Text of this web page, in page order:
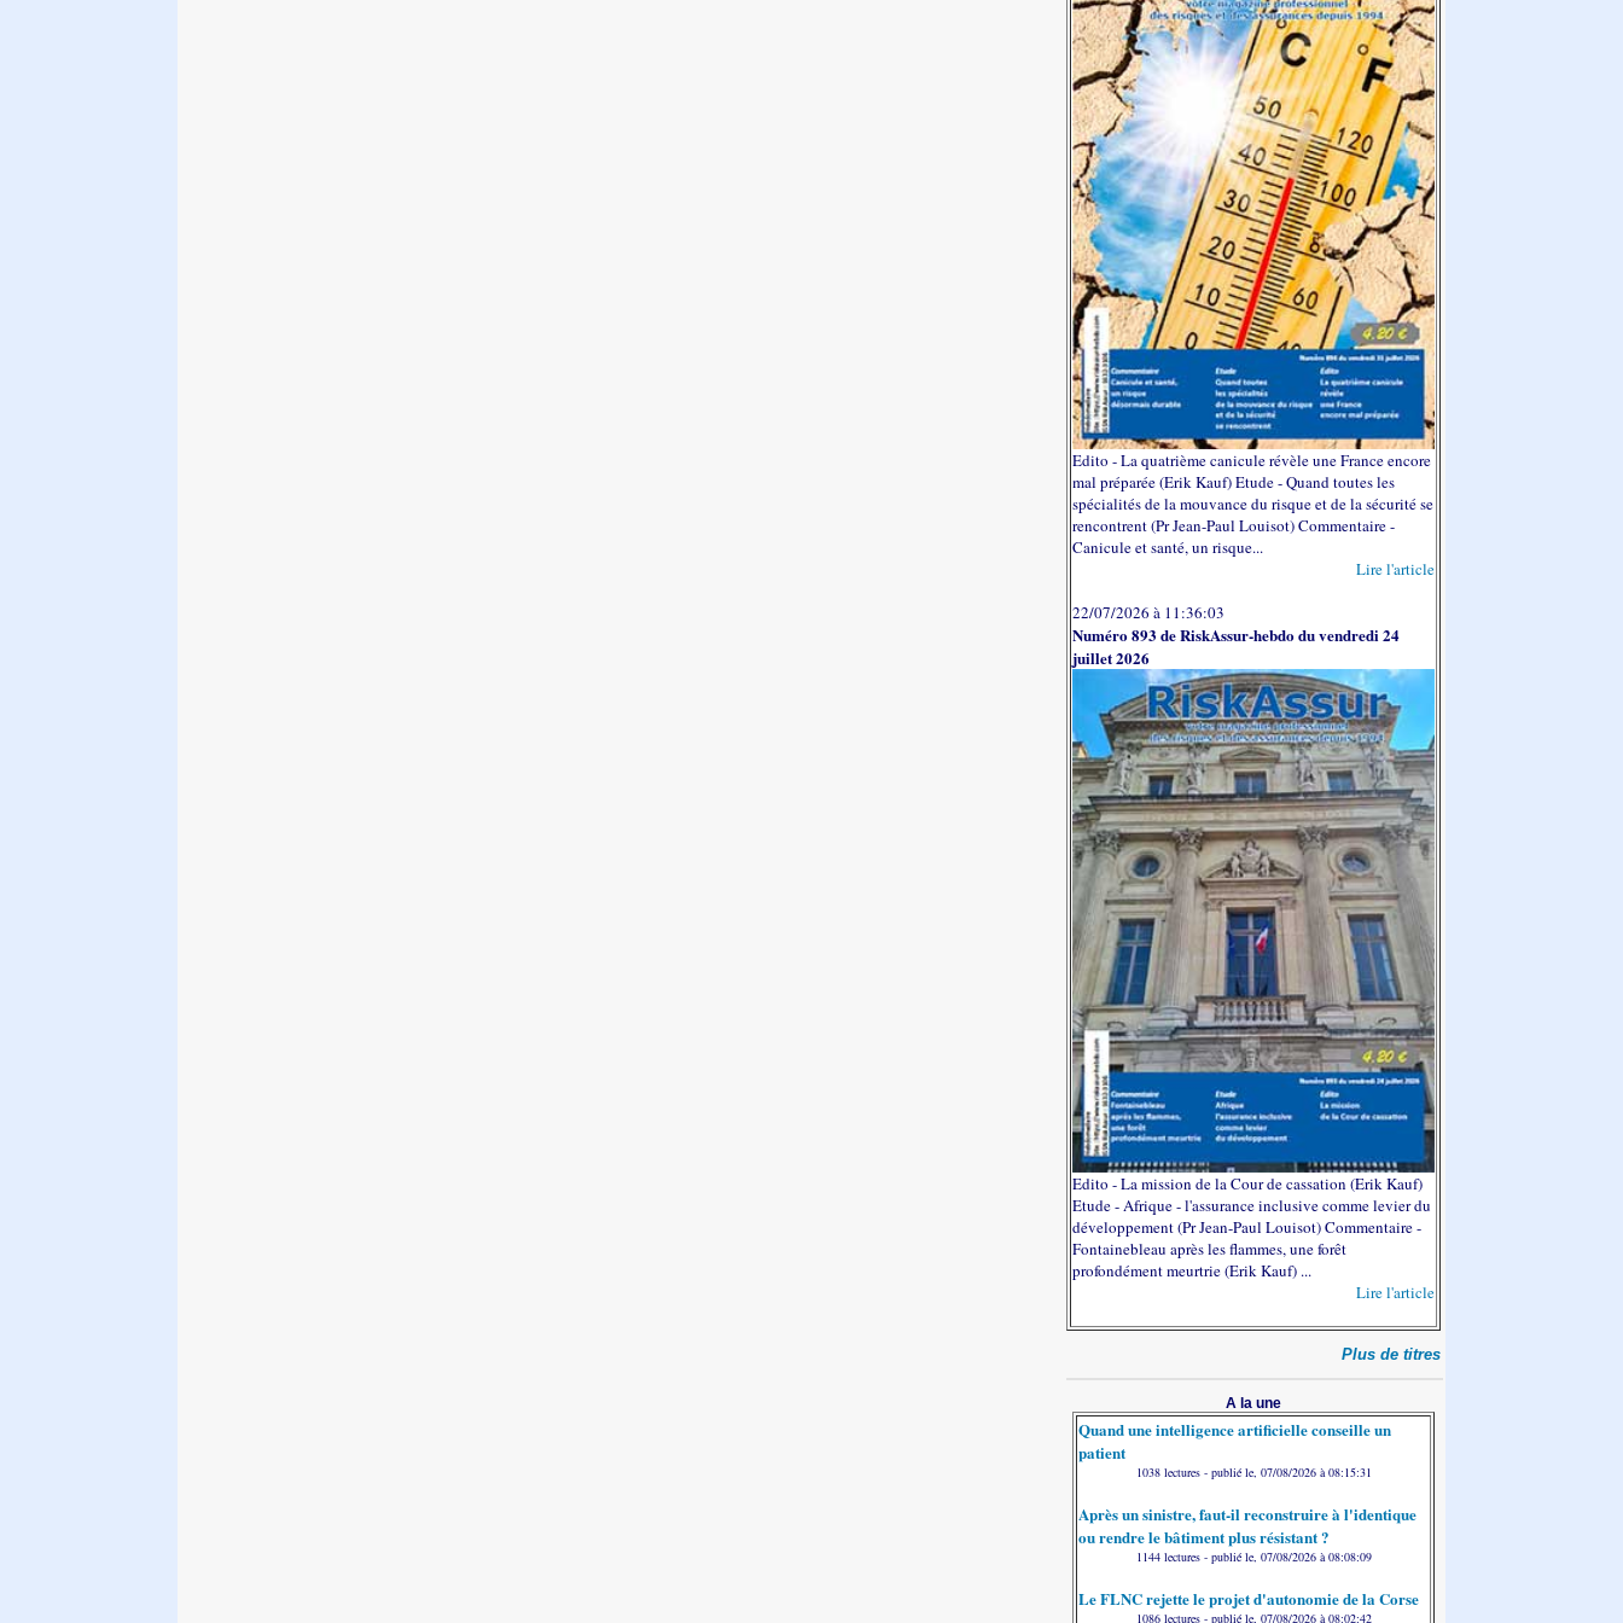
Edito - La quatrième canicule révèle une France encore
mal préparée (Erik Kauf) Etude - Quand toutes les
spécialités de la mouvance du risque et de la sécurité se
rencontrent (Pr Jean-Paul Louisot) Commentaire -
Canicule et santé, un risque...
Lire l'article
22/07/2026 à 11:36:03
Numéro 893 de RiskAssur-hebdo du vendredi 24
juillet 2026
Edito - La mission de la Cour de cassation (Erik Kauf)
Etude - Afrique - l'assurance inclusive comme levier du
développement (Pr Jean-Paul Louisot) Commentaire -
Fontainebleau après les flammes, une forêt
profondément meurtrie (Erik Kauf) ...
Lire l'article
Plus de titres
A la une
Quand une intelligence artificielle conseille un
patient
1038 lectures - publié le, 07/08/2026 à 08:15:31
Après un sinistre, faut-il reconstruire à l'identique
ou rendre le bâtiment plus résistant ?
1144 lectures - publié le, 07/08/2026 à 08:08:09
Le FLNC rejette le projet d'autonomie de la Corse
1086 lectures - publié le, 07/08/2026 à 08:02:42